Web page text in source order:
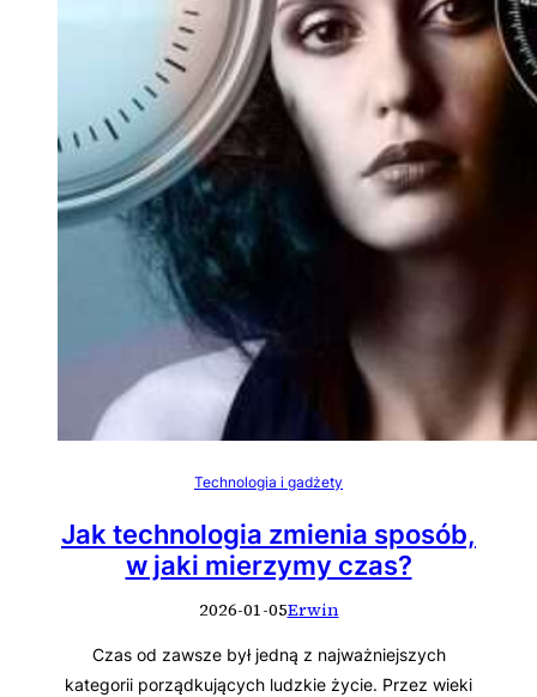
Technologia i gadżety
Jak technologia zmienia sposób,
w jaki mierzymy czas?
2026-01-05Erwin
Czas od zawsze był jedną z najważniejszych
kategorii porządkujących ludzkie życie. Przez wieki